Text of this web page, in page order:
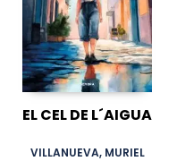
EL CEL DE L´AIGUA
VILLANUEVA, MURIEL